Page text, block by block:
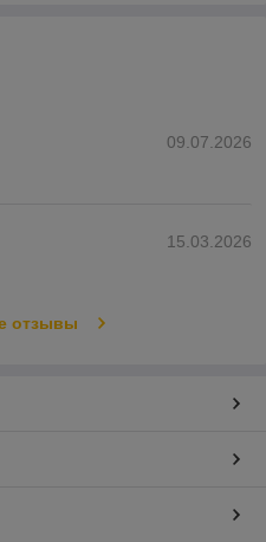
09.07.2026
15.03.2026
отзывы